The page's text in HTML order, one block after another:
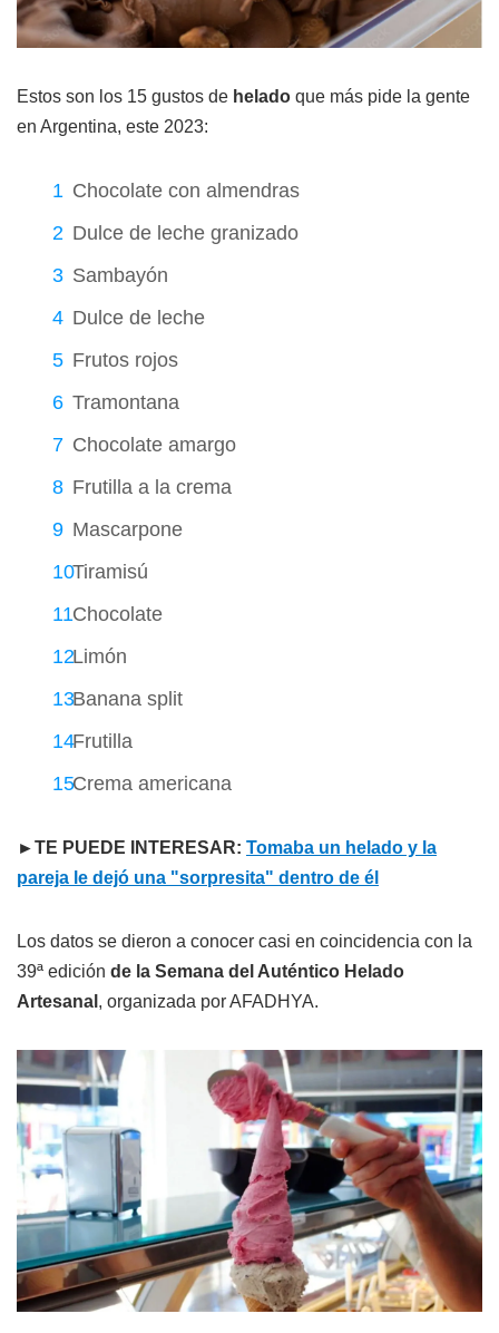
Estos son los 15 gustos de helado que más pide la gente
en Argentina, este 2023:
Chocolate con almendras
Dulce de leche granizado
Sambayón
Dulce de leche
Frutos rojos
Tramontana
Chocolate amargo
Frutilla a la crema
Mascarpone
Tiramisú
Chocolate
Limón
Banana split
Frutilla
Crema americana
►TE PUEDE INTERESAR: Tomaba un helado y la
pareja le dejó una "sorpresita" dentro de él
Los datos se dieron a conocer casi en coincidencia con la
39ª edición de la Semana del Auténtico Helado
Artesanal , organizada por AFADHYA.